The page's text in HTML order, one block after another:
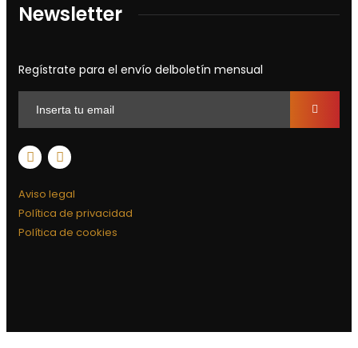
Newsletter
Regístrate para el envío delboletín mensual
Aviso legal
Política de privacidad
Política de cookies